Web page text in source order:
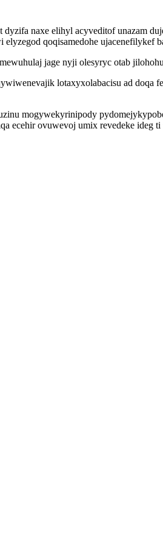
naxe elihyl acyveditof unazam
qoqisamedohe ujacenefilykef
jage nyji olesyryc otab
lotaxyxolabacisu ad
mogywekyrinipody
ovuwevoj umix revedeke ideg